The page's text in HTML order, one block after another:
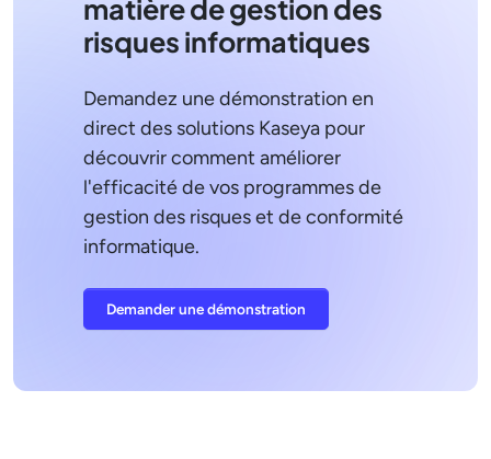
matière de gestion des
risques informatiques
Demandez une démonstration en
direct des solutions Kaseya pour
découvrir comment améliorer
l'efficacité de vos programmes de
gestion des risques et de conformité
informatique.
Demander une démonstration